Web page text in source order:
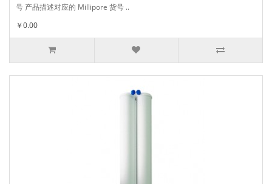
号 产品描述对应的 Millipore 货号 ..
￥0.00